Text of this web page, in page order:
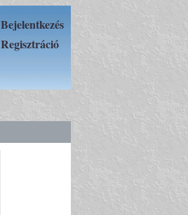
Bejelentkezés
Regisztráció